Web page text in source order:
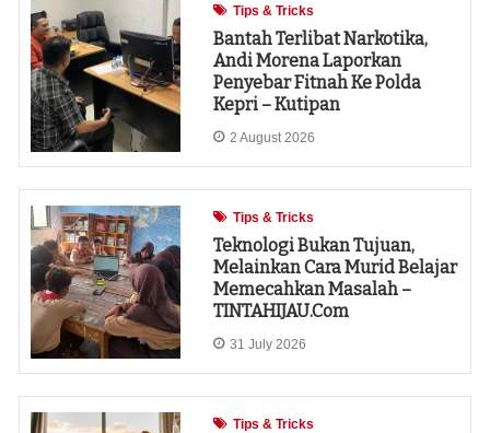
Tips & Tricks
Bantah Terlibat Narkotika,
Andi Morena Laporkan
Penyebar Fitnah Ke Polda
Kepri – Kutipan
2 August 2026
Tips & Tricks
Teknologi Bukan Tujuan,
Melainkan Cara Murid Belajar
Memecahkan Masalah –
TINTAHIJAU.com
31 July 2026
Tips & Tricks